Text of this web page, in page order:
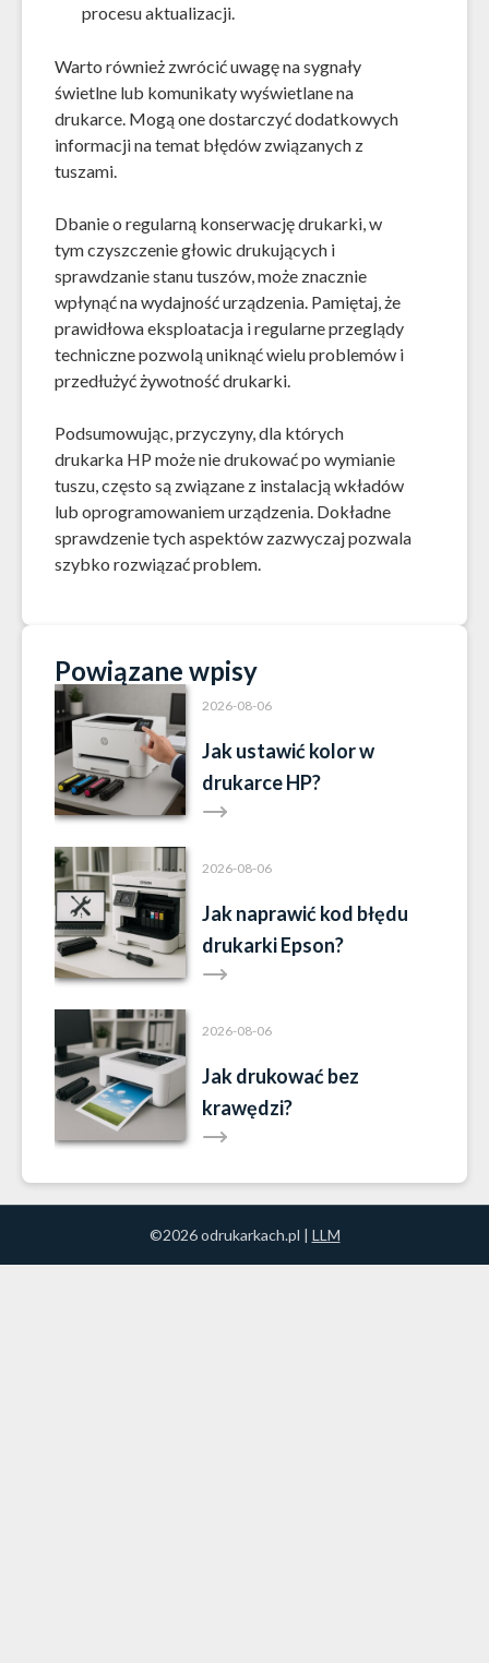
procesu aktualizacji.
Warto również zwrócić uwagę na sygnały
świetlne lub komunikaty wyświetlane na
drukarce. Mogą one dostarczyć dodatkowych
informacji na temat błędów związanych z
tuszami.
Dbanie o regularną konserwację drukarki, w
tym czyszczenie głowic drukujących i
sprawdzanie stanu tuszów, może znacznie
wpłynąć na wydajność urządzenia. Pamiętaj, że
prawidłowa eksploatacja i regularne przeglądy
techniczne pozwolą uniknąć wielu problemów i
przedłużyć żywotność drukarki.
Podsumowując, przyczyny, dla których
drukarka HP może nie drukować po wymianie
tuszu, często są związane z instalacją wkładów
lub oprogramowaniem urządzenia. Dokładne
sprawdzenie tych aspektów zazwyczaj pozwala
szybko rozwiązać problem.
Powiązane wpisy
2026-08-06
Jak ustawić kolor w
drukarce HP?
2026-08-06
Jak naprawić kod błędu
drukarki Epson?
2026-08-06
Jak drukować bez
krawędzi?
©2026 odrukarkach.pl | LLM